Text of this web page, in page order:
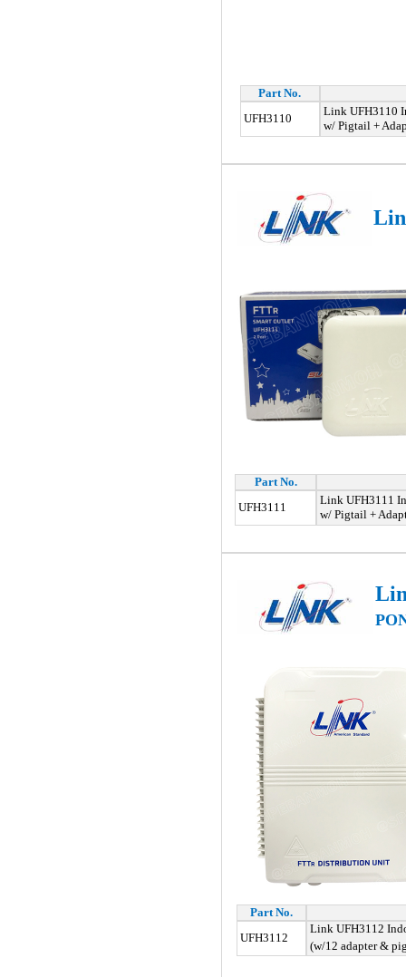
Part No.
UFH3110
Link UFH3110
w/ Pigtail +
Part No.
UFH3111
Link UFH3111
w/ Pigtail +
Part No.
UFH3112
Link UFH3112
(w/12 adapter &